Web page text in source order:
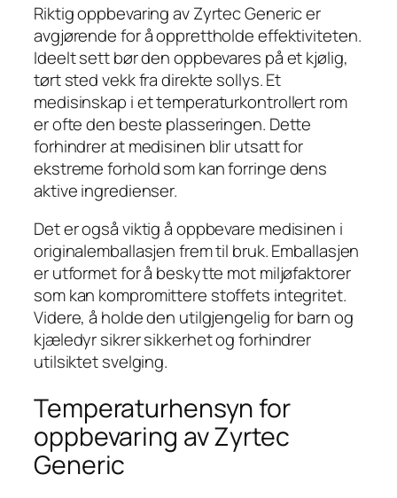
Riktig oppbevaring av Zyrtec Generic er
avgjørende for å opprettholde effektiviteten.
Ideelt sett bør den oppbevares på et kjølig,
tørt sted vekk fra direkte sollys. Et
medisinskap i et temperaturkontrollert rom
er ofte den beste plasseringen. Dette
forhindrer at medisinen blir utsatt for
ekstreme forhold som kan forringe dens
aktive ingredienser.
Det er også viktig å oppbevare medisinen i
originalemballasjen frem til bruk. Emballasjen
er utformet for å beskytte mot miljøfaktorer
som kan kompromittere stoffets integritet.
Videre, å holde den utilgjengelig for barn og
kjæledyr sikrer sikkerhet og forhindrer
utilsiktet svelging.
Temperaturhensyn for
oppbevaring av Zyrtec
Generic